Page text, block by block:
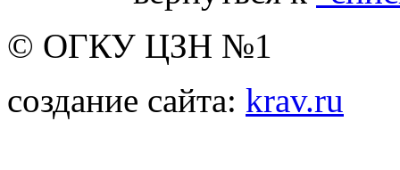
© ОГКУ ЦЗН №1
создание сайта: krav.ru